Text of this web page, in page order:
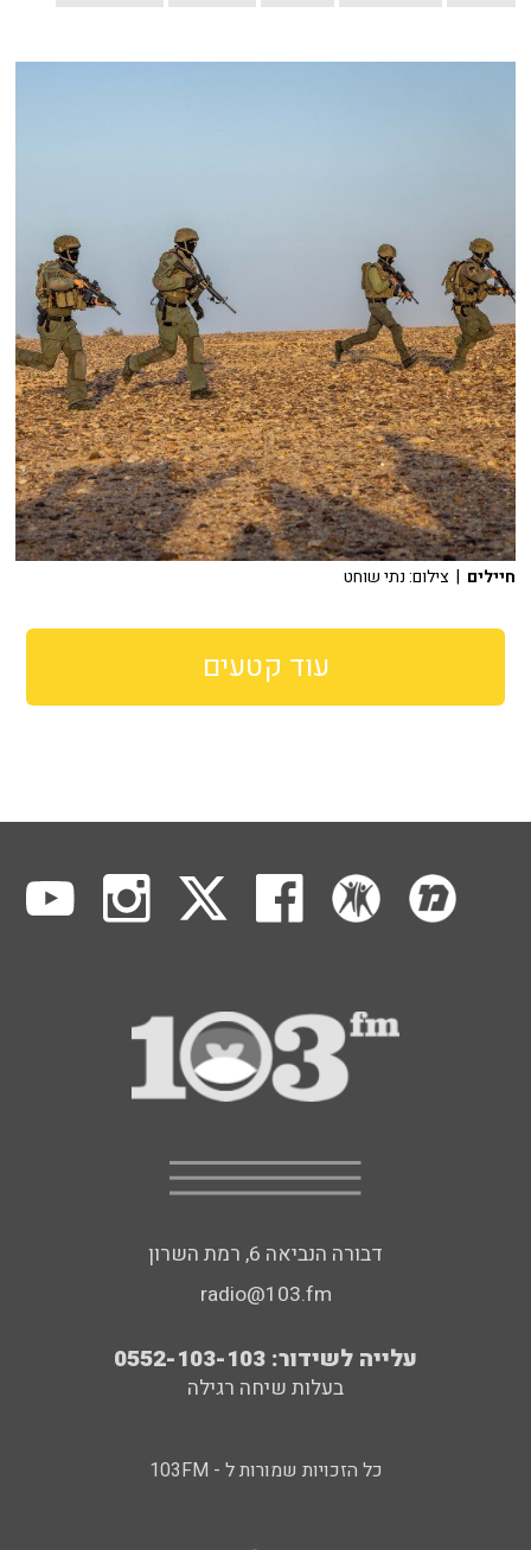
חיילים | צילום: נתי שוחט
עוד קטעים
דבורה הנביאה 6, רמת השרון
radio@103.fm
עלייה לשידור: 0552-103-103
בעלות שיחה רגילה
כל הזכויות שמורות ל - 103FM